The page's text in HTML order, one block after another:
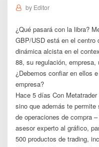
by Editor
¿Qué pasará con la libra?
GBP/USD está en el centro
dinámica alcista en el
88, su regulación,
¿Debemos confiar en ellos
empresa?
Hace 5 días Con
sino que además te
de operaciones de compra
asesor experto al gráfico,
500 productos de trading,